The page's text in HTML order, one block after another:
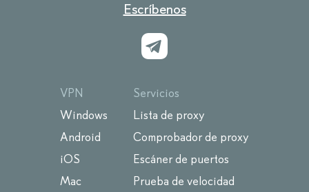
Escríbenos
VPN
Windows
Android
iOS
Mac
Servicios
Lista de proxy
Comprobador de proxy
Escáner de puertos
Prueba de velocidad